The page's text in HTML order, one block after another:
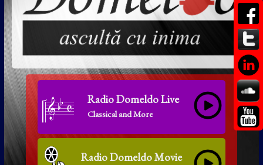
Radio Domeldo Live
Classical and More
Radio Domeldo Movie